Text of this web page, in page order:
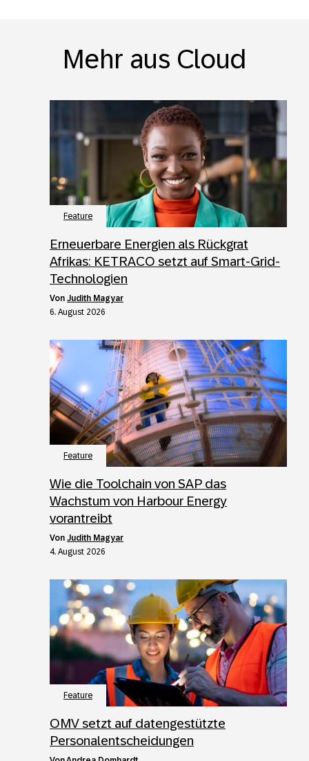
Mehr aus Cloud
Feature
Erneuerbare Energien als Rückgrat
Afrikas: KETRACO setzt auf Smart-Grid-
Technologien
von Judith Magyar
6. August 2026
Feature
Wie die Toolchain von SAP das
Wachstum von Harbour Energy
vorantreibt
von Judith Magyar
4. August 2026
Feature
OMV setzt auf datengestützte
Personalentscheidungen